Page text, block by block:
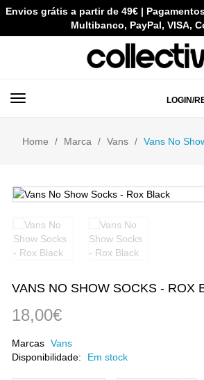
Envios grátis a partir de 49€ |
Multibanco, PayPal, VISA,
LOGIN/
Home Marca Vans Vans No
VANS NO SHOW SOCKS - ROX
18,00€
Marcas Vans
Disponibilidade:
Em stock